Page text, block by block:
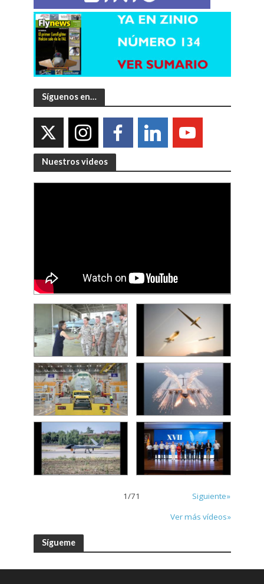
Síguenos en…
Nuestros videos
1/71
Siguiente»
Ver más vídeos»
Sígueme